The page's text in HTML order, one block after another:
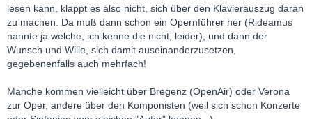
lesen kann, klappt es also nicht, sich über den Klavierauszug daran
zu machen. Da muß dann schon ein Opernführer her (Rideamus
nannte ja welche, ich kenne die nicht, leider), und dann der
Wunsch und Wille, sich damit auseinanderzusetzen,
gegebenenfalls auch mehrfach!
Manche kommen vielleicht über Bregenz (OpenAir) oder Verona
zur Oper, andere über den Komponisten (weil sich schon Konzerte